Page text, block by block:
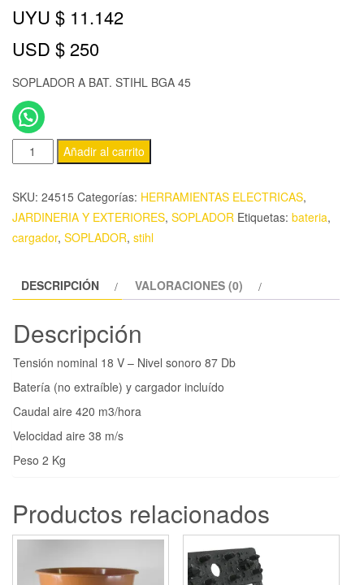
UYU $ 11.142
USD $ 250
SOPLADOR A BAT. STIHL BGA 45
Añadir al carrito
SKU: 24515 Categorías: HERRAMIENTAS ELECTRICAS,
JARDINERIA Y EXTERIORES, SOPLADOR Etiquetas: bateria,
cargador, SOPLADOR, stihl
DESCRIPCIÓN VALORACIONES (0)
Descripción
Tensión nominal 18 V – Nivel sonoro 87 Db
Batería (no extraíble) y cargador incluído
Caudal aire 420 m3/hora
Velocidad aire 38 m/s
Peso 2 Kg
Productos relacionados